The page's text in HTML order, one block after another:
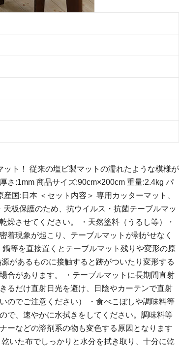
ト！ 従来の塩ビ製マットの濡れたような模様が
さ:1mm 商品サイズ:90cm×200cm 重量:2.4kg パ
国:日本 ＜セット内容＞ 専用カッターマット、
板保護のため、抗ウイルス・抗菌テーブルマッ
燥させてください。 ・天然塗料（うるし等）・
着現象が起こり、テーブルマットが剥がせなく
等を直接置くとテーブルマット残りや変形の原
があるものに接触すると跡がついたり変形する
合があります。 ・テーブルマットに長期間直射
るだけ直射日光を避け、日陰やカーテンで直射
のでご注意ください） ・食べこぼしや調味料等
で、速やかに水拭きをしてください。調味料等
ーなどの溶剤系の物も変色する原因となります
いた布でしっかりと水分を拭き取り、十分に乾